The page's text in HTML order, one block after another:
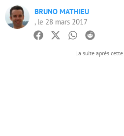
BRUNO MATHIEU
, le 28 mars 2017
Facebook
TwitterWhatsapp
Reddit